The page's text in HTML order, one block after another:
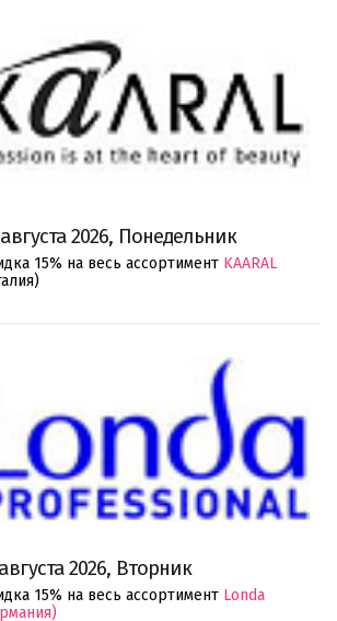
2026, Понедельник
15% на весь ассортимент KAARAL
2026, Вторник
15% на весь ассортимент Londa